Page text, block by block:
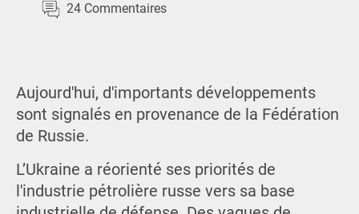
24 Commentaires
Aujourd'hui, d'importants développements
sont signalés en provenance de la Fédération
de Russie.
L’Ukraine a réorienté ses priorités de
l'industrie pétrolière russe vers sa base